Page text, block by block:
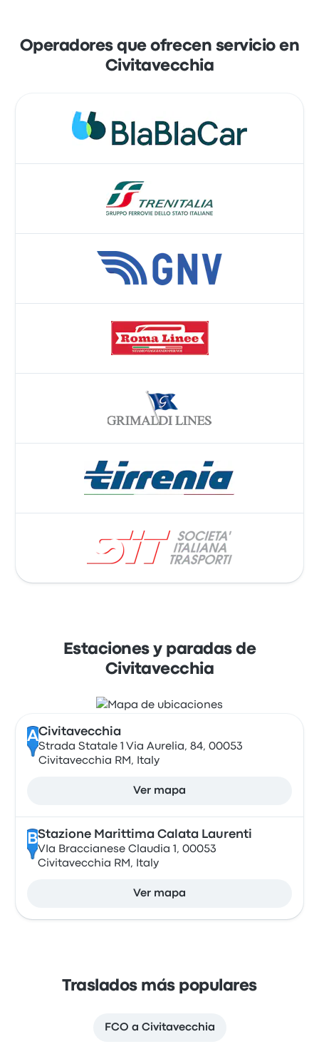
Operadores que ofrecen servicio en
Civitavecchia
Estaciones y paradas de
Civitavecchia
ACivitavecchia
Strada Statale 1 Via Aurelia, 84, 00053
Civitavecchia RM, Italy
Ver mapa
BStazione Marittima Calata Laurenti
VIa Braccianese Claudia 1, 00053
Civitavecchia RM, Italy
Ver mapa
Traslados más populares
FCO a Civitavecchia